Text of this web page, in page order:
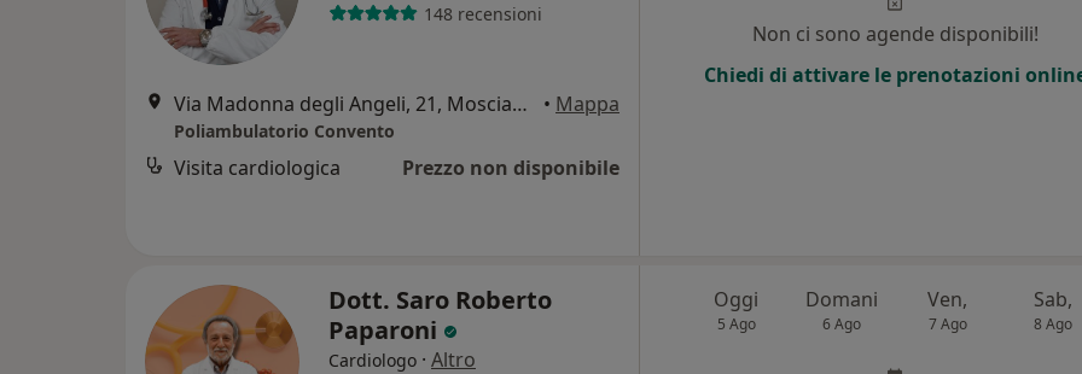
148 recensioni
Via Madonna degli Angeli, 21, Mosciano Sant'Angelo • Mappa
Poliambulatorio Convento
Visita cardiologica Prezzo non disponibile
Non ci sono agende disponibili!
Chiedi di attivare le prenotazioni
Dott. Saro Roberto
Paparoni
Cardiologo · Altro
Oggi
5 Ago
Domani
6 Ago
Ven,
7 Ago
Sab,
8 Ago